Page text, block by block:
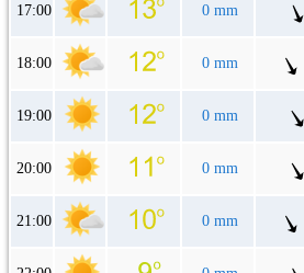
17:00 0 mm
18:00 0 mm
19:00 0 mm
20:00 0 mm
21:00 0 mm